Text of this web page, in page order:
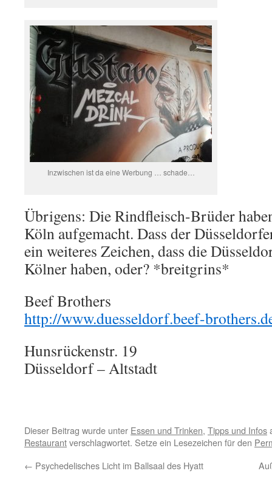
Inzwischen ist da eine Werbung … schade…
Übrigens: Die Rindfleisch-Brüder
Köln aufgemacht. Dass der
ein weiteres Zeichen, dass die
Kölner haben, oder? *breitgrins*
Beef Brothers
http://www.duesseldorf.beef-
Hunsrückenstr. 19
Düsseldorf – Altstadt
Dieser Beitrag wurde unter Essen und Trinken, Tipps und Infos
Restaurantverschlagwortet. Setze ein Lesezeichen für den
← Psychedelisches Licht im Ballsaal des Hyatt